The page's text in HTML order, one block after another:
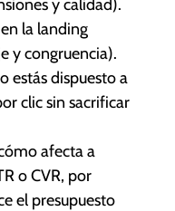
y calidad).
la landing
y congruencia).
estás dispuesto a
clic sin sacrificar
afecta a
o CVR, por
el presupuesto